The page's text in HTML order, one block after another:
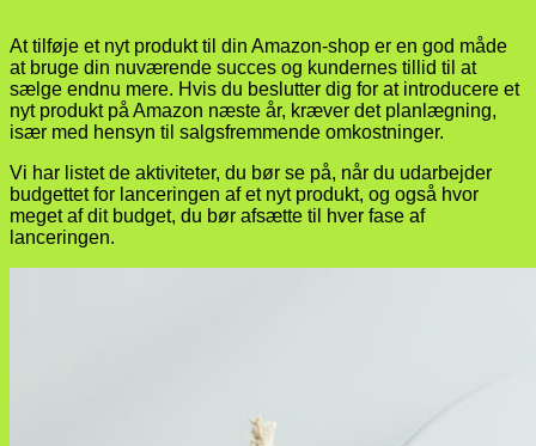
At tilføje et nyt produkt til din Amazon-shop er en god måde
at bruge din nuværende succes og kundernes tillid til at
sælge endnu mere. Hvis du beslutter dig for at introducere et
nyt produkt på Amazon næste år, kræver det planlægning,
især med hensyn til salgsfremmende omkostninger.
Vi har listet de aktiviteter, du bør se på, når du udarbejder
budgettet for lanceringen af et nyt produkt, og også hvor
meget af dit budget, du bør afsætte til hver fase af
lanceringen.